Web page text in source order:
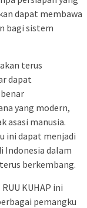
dapat membawa
bagi sistem
terus
dapat
yang modern,
asasi manusia.
ini dapat menjadi
Indonesia dalam
berkembang.
KUHAP ini
pemangku